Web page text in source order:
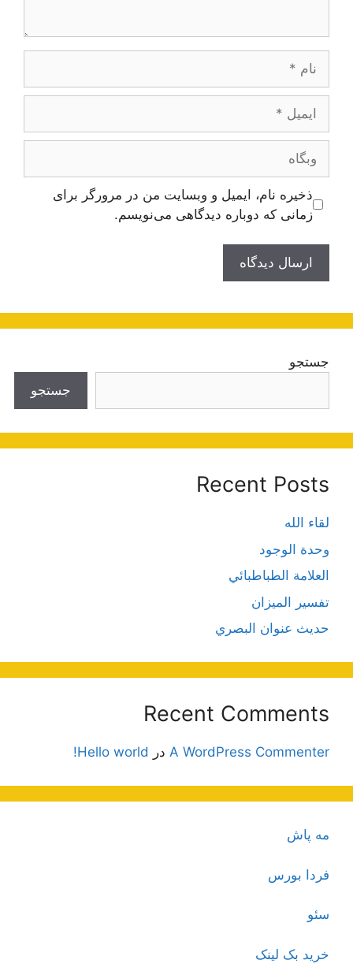
وبگاه
ذخیره نام، ایمیل و وبسایت من در مرورگر برای
زمانی که دوباره دیدگاهی می‌نویسم.
جستجو
جستجو
Recent Posts
لقاء الله
وحدة الوجود
العلامة الطباطبائي
تفسير الميزان
حديث عنوان البصري
Recent Comments
A WordPress Commenter در Hello world!
مه پاش
فردا بورس
سئو
خرید بک لینک